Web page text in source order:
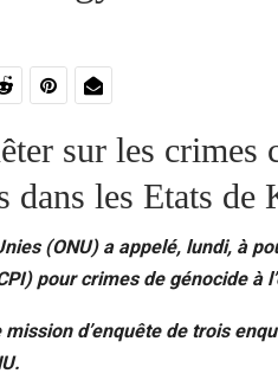
sur les crimes
dans les Etats
(ONU) a appelé, lundi, à
pour crimes de génocide à
d’enquête de trois